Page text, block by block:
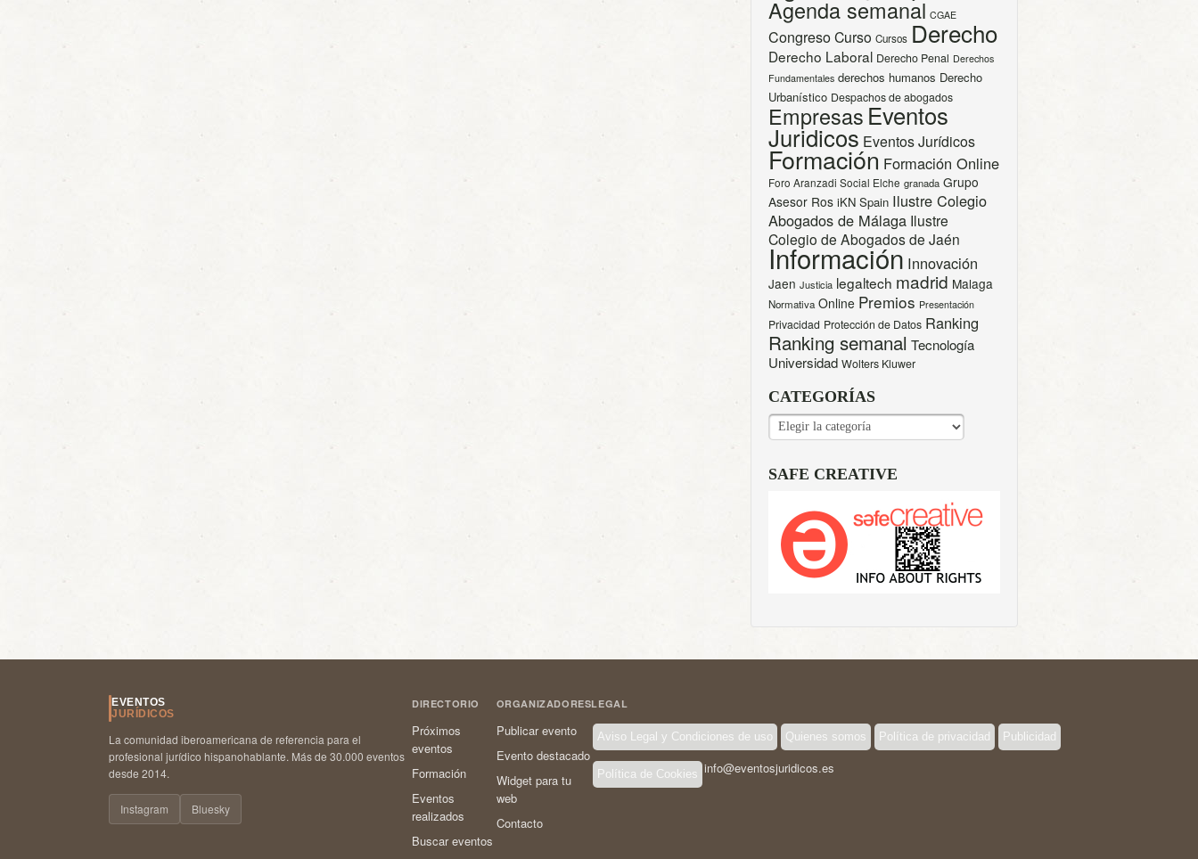
Agenda semanal CGAE
CongresoCurso Cursos Derecho
Derecho Laboral Derecho Penal Derechos
Fundamentales derechos humanos Derecho
Urbanístico Despachos de abogados
Empresas Eventos
Juridicos Eventos Jurídicos
Formación Formación Online
Foro Aranzadi Social Elche granada Grupo
Asesor Ros iKN Spain Ilustre Colegio
Abogados de Málaga Ilustre
Colegio de Abogados de Jaén
Información Innovación
Jaen Justicia legaltech madrid Malaga
Normativa Online Premios Presentación
Privacidad Protección de Datos Ranking
Ranking semanal Tecnología
Universidad Wolters Kluwer
CATEGORÍAS
CATEGORÍAS
SAFE CREATIVE
EVENTOS
JURÍDICOS
La comunidad iberoamericana de referencia para el
profesional jurídico hispanohablante. Más de 30.000 eventos
desde 2014.
Instagram Bluesky
DIRECTORIO
Próximos
eventos
Formación
Eventos
realizados
Buscar eventos
ORGANIZADORES
Publicar evento
Evento destacado
Widget para tu
web
Contacto
LEGAL
Aviso Legal y Condiciones de uso Quienes somos Política de privacidad Publicidad
Política de Cookies info@eventosjuridicos.es